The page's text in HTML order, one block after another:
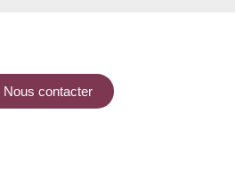
Nous contacter